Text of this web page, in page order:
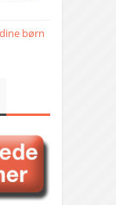
børn